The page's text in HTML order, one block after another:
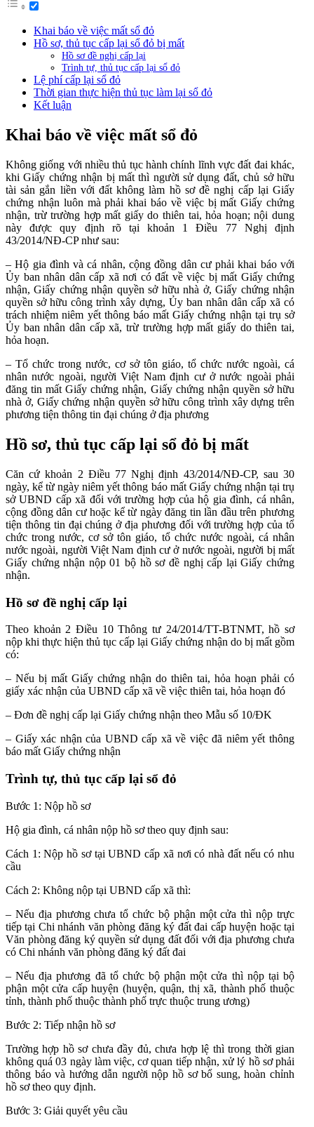
Khai báo về việc mất sổ đỏ
Hồ sơ, thủ tục cấp lại sổ đỏ bị mất
Hồ sơ đề nghị cấp lại
Trình tự, thủ tục cấp lại sổ đỏ
Lệ phí cấp lại sổ đỏ
Thời gian thực hiện thủ tục làm lại sổ đỏ
Kết luận
Khai báo về việc mất sổ đỏ
Không giống với nhiều thủ tục hành chính lĩnh vực đất đai khác,
khi Giấy chứng nhận bị mất thì người sử dụng đất, chủ sở hữu
tài sản gắn liền với đất không làm hồ sơ đề nghị cấp lại Giấy
chứng nhận luôn mà phải khai báo về việc bị mất Giấy chứng
nhận, trừ trường hợp mất giấy do thiên tai, hỏa hoạn; nội dung
này được quy định rõ tại khoản 1 Điều 77 Nghị định
43/2014/NĐ-CP như sau:
– Hộ gia đình và cá nhân, cộng đồng dân cư phải khai báo với
Ủy ban nhân dân cấp xã nơi có đất về việc bị mất Giấy chứng
nhận, Giấy chứng nhận quyền sở hữu nhà ở, Giấy chứng nhận
quyền sở hữu công trình xây dựng, Ủy ban nhân dân cấp xã có
trách nhiệm niêm yết thông báo mất Giấy chứng nhận tại trụ sở
Ủy ban nhân dân cấp xã, trừ trường hợp mất giấy do thiên tai,
hỏa hoạn.
– Tổ chức trong nước, cơ sở tôn giáo, tổ chức nước ngoài, cá
nhân nước ngoài, người Việt Nam định cư ở nước ngoài phải
đăng tin mất Giấy chứng nhận, Giấy chứng nhận quyền sở hữu
nhà ở, Giấy chứng nhận quyền sở hữu công trình xây dựng trên
phương tiện thông tin đại chúng ở địa phương
Hồ sơ, thủ tục cấp lại sổ đỏ bị mất
Căn cứ khoản 2 Điều 77 Nghị định 43/2014/NĐ-CP, sau 30
ngày, kể từ ngày niêm yết thông báo mất Giấy chứng nhận tại trụ
sở UBND cấp xã đối với trường hợp của hộ gia đình, cá nhân,
cộng đồng dân cư hoặc kể từ ngày đăng tin lần đầu trên phương
tiện thông tin đại chúng ở địa phương đối với trường hợp của tổ
chức trong nước, cơ sở tôn giáo, tổ chức nước ngoài, cá nhân
nước ngoài, người Việt Nam định cư ở nước ngoài, người bị mất
Giấy chứng nhận nộp 01 bộ hồ sơ đề nghị cấp lại Giấy chứng
nhận.
Hồ sơ đề nghị cấp lại
Theo khoản 2 Điều 10 Thông tư 24/2014/TT-BTNMT, hồ sơ
nộp khi thực hiện thủ tục cấp lại Giấy chứng nhận do bị mất gồm
có:
– Nếu bị mất Giấy chứng nhận do thiên tai, hỏa hoạn phải có
giấy xác nhận của UBND cấp xã về việc thiên tai, hỏa hoạn đó
– Đơn đề nghị cấp lại Giấy chứng nhận theo Mẫu số 10/ĐK
– Giấy xác nhận của UBND cấp xã về việc đã niêm yết thông
báo mất Giấy chứng nhận
Trình tự, thủ tục cấp lại sổ đỏ
Bước 1: Nộp hồ sơ
Hộ gia đình, cá nhân nộp hồ sơ theo quy định sau:
Cách 1: Nộp hồ sơ tại UBND cấp xã nơi có nhà đất nếu có nhu
cầu
Cách 2: Không nộp tại UBND cấp xã thì:
– Nếu địa phương chưa tổ chức bộ phận một cửa thì nộp trực
tiếp tại Chi nhánh văn phòng đăng ký đất đai cấp huyện hoặc tại
Văn phòng đăng ký quyền sử dụng đất đối với địa phương chưa
có Chi nhánh văn phòng đăng ký đất đai
– Nếu địa phương đã tổ chức bộ phận một cửa thì nộp tại bộ
phận một cửa cấp huyện (huyện, quận, thị xã, thành phố thuộc
tỉnh, thành phố thuộc thành phố trực thuộc trung ương)
Bước 2: Tiếp nhận hồ sơ
Trường hợp hồ sơ chưa đầy đủ, chưa hợp lệ thì trong thời gian
không quá 03 ngày làm việc, cơ quan tiếp nhận, xử lý hồ sơ phải
thông báo và hướng dẫn người nộp hồ sơ bổ sung, hoàn chỉnh
hồ sơ theo quy định.
Bước 3: Giải quyết yêu cầu